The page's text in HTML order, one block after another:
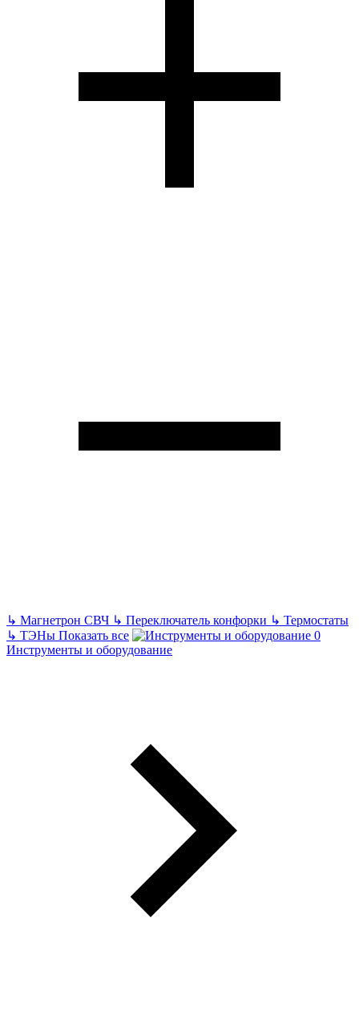
↳ Магнетрон СВЧ ↳ Переключатель конфорки ↳ Термостаты
↳ ТЭНы Показать все
Инструменты и оборудование